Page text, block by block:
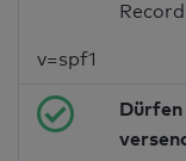
v=spf1